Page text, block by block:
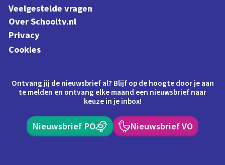
Veelgestelde vragen
Over Schooltv.nl
Privacy
Cookies
Ontvang jij de nieuwsbrief al? Blijf op de hoogte door je aan
te melden en ontvang elke maand een nieuwsbrief naar
keuze in je inbox!
Nieuwsbrief PO Nieuwsbrief VO